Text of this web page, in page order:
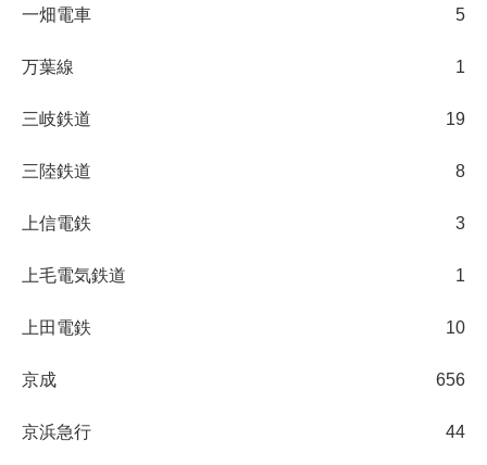
一畑電車 5
万葉線 1
三岐鉄道 19
三陸鉄道 8
上信電鉄 3
上毛電気鉄道 1
上田電鉄 10
京成 656
京浜急行 44